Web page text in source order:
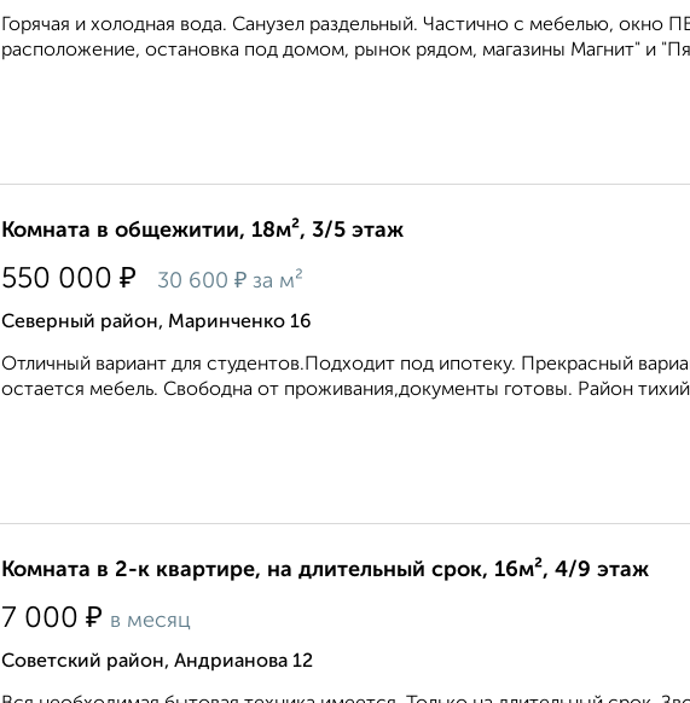
Горячая и холодная вода. Санузел раздельный. Частично с мебелью, окно
расположение, остановка под домом, рынок рядом, магазины Магнит" и
Комната в общежитии, 18м², 3/5 этаж
550 000 ₽ 30 600 ₽ за м²
Северный район, Маринченко 16
Отличный вариант для студентов.Подходит под ипотеку. Прекрасный
остается мебель. Свободна от проживания,документы готовы. Район
Комната в 2-к квартире, на длительный срок, 16м², 4/9 этаж
7 000 ₽ в месяц
Советский район, Андрианова 12